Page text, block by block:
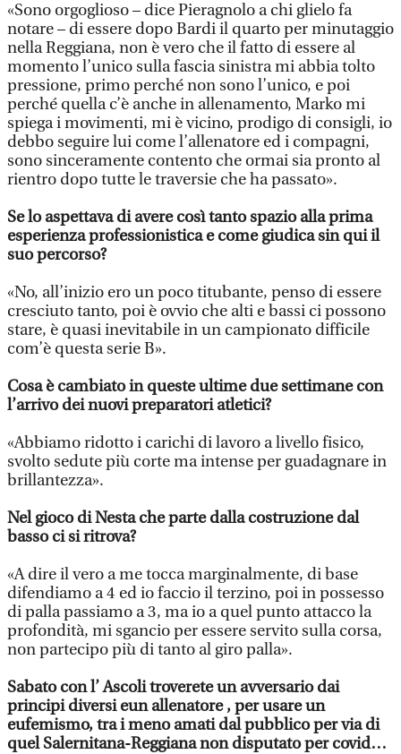
«Sono orgoglioso – dice Pieragnolo a chi glielo fa
notare – di essere dopo Bardi il quarto per minutaggio
nella Reggiana, non è vero che il fatto di essere al
momento l’unico sulla fascia sinistra mi abbia tolto
pressione, primo perché non sono l’unico, e poi
perché quella c’è anche in allenamento, Marko mi
spiega i movimenti, mi è vicino, prodigo di consigli, io
debbo seguire lui come l’allenatore ed i compagni,
sono sinceramente contento che ormai sia pronto al
rientro dopo tutte le traversie che ha passato».
Se lo aspettava di avere così tanto spazio alla prima
esperienza professionistica e come giudica sin qui il
suo percorso?
«No, all’inizio ero un poco titubante, penso di essere
cresciuto tanto, poi è ovvio che alti e bassi ci possono
stare, è quasi inevitabile in un campionato difficile
com’è questa serie B».
Cosa è cambiato in queste ultime due settimane con
l’arrivo dei nuovi preparatori atletici?
«Abbiamo ridotto i carichi di lavoro a livello fisico,
svolto sedute più corte ma intense per guadagnare in
brillantezza».
Nel gioco di Nesta che parte dalla costruzione dal
basso ci si ritrova?
«A dire il vero a me tocca marginalmente, di base
difendiamo a 4 ed io faccio il terzino, poi in possesso
di palla passiamo a 3, ma io a quel punto attacco la
profondità, mi sgancio per essere servito sulla corsa,
non partecipo più di tanto al giro palla».
Sabato con l’ Ascoli troverete un avversario dai
principi diversi eun allenatore , per usare un
eufemismo, tra i meno amati dal pubblico per via di
quel Salernitana-Reggiana non disputato per covid…